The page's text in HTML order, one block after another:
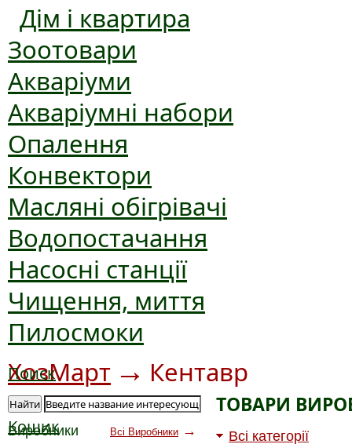
Дім і квартира
Зоотовари
Акваріуми
Акваріумні набори
Опалення
Конвектори
Масляні обігрівачі
Водопостачання
Насосні станції
Чищення, миття
Пилосмоки
Поиск
Найти
Кошик
ХозМарт → Кентавр
Виробники Всі Виробники →
ТОВАРИ
Всі категорії